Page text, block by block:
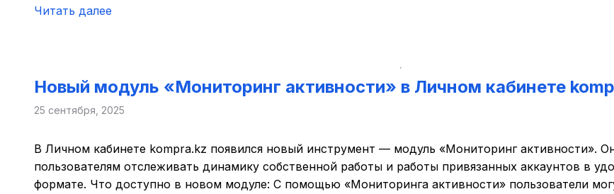
Читать далее
Новый модуль «Мониторинг активности» в Личном кабинете
25 сентября, 2025
В Личном кабинете kompra.kz появился новый инструмент — модуль «Мониторинг активности».
пользователям отслеживать динамику собственной работы и работы привязанных аккаунтов в
формате. Что доступно в новом модуле: С помощью «Мониторинга активности» пользователи